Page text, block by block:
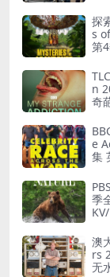
探
s
第
n
奇
e
集
季
澳
rs
无